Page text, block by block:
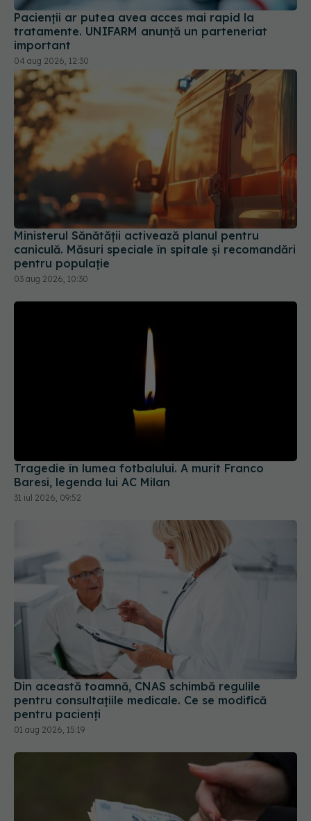
Pacienții ar putea avea acces mai rapid la
tratamente. UNIFARM anunță un parteneriat
important
04 aug 2026, 12:30
Ministerul Sănătății activează planul pentru
caniculă. Măsuri speciale în spitale și recomandări
pentru populație
03 aug 2026, 10:30
Tragedie în lumea fotbalului. A murit Franco
Baresi, legenda lui AC Milan
31 iul 2026, 09:52
Din această toamnă, CNAS schimbă regulile
pentru consultațiile medicale. Ce se modifică
pentru pacienți
01 aug 2026, 15:19